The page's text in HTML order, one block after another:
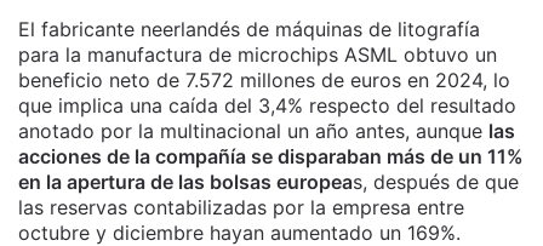
El fabricante neerlandés de máquinas de litografía
para la manufactura de microchips ASML obtuvo un
beneficio neto de 7.572 millones de euros en 2024, lo
que implica una caída del 3,4% respecto del resultado
anotado por la multinacional un año antes, aunque las
acciones de la compañía se disparaban más de un 11%
en la apertura de las bolsas europeas, después de que
las reservas contabilizadas por la empresa entre
octubre y diciembre hayan aumentado un 169%.